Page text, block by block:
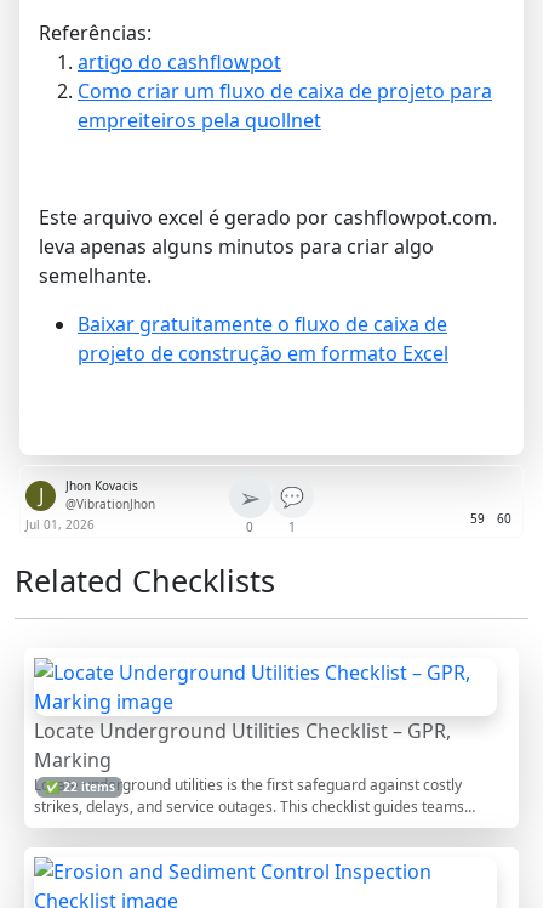
Referências:
artigo do cashflowpot
Como criar um fluxo de caixa de projeto para
empreiteiros pela quollnet
Este arquivo excel é gerado por cashflowpot.com.
leva apenas alguns minutos para criar algo
semelhante.
Baixar gratuitamente o fluxo de caixa de
projeto de construção em formato Excel
J
Jhon Kovacis
@VibrationJhon
Jul 01, 2026
➢
0
💬
1 59 60
Related Checklists
Locate Underground Utilities Checklist – GPR,
Marking
✅ 22 items
Locate underground utilities is the first safeguard against costly
strikes, delays, and service outages. This checklist guides teams
through utility detection using records review, electromagnetic
locating, and ground-penetrating radar, then marking services,
establishing stand-offs, and implementing protection. It focuses on
avoidance and verification only—no new utility construction is